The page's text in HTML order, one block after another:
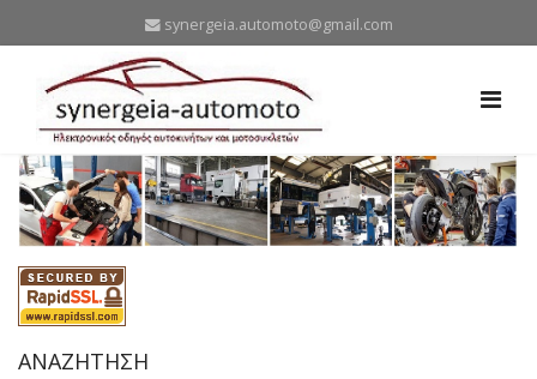
synergeia.automoto@gmail.com
ΑΝΑΖΗΤΗΣΗ